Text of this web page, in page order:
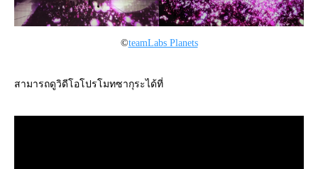
©teamLabs Planets
สามารถดูวิดีโอโปรโมทซากุระได้ที่